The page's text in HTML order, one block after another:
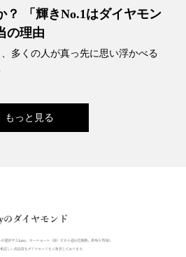
？ 「輝きNo.1はダイヤモン
の理由
多くの人が真っ先に思い浮かべる
もっと見る